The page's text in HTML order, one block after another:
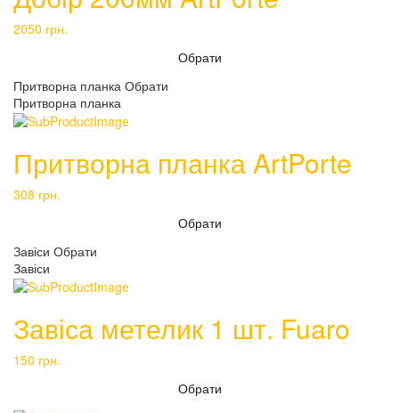
2050 грн.
Обрати
Притворна планка Обрати
Притворна планка
Притворна планка ArtPorte
308 грн.
Обрати
Завіси Обрати
Завіси
Завіса метелик 1 шт. Fuaro
150 грн.
Обрати